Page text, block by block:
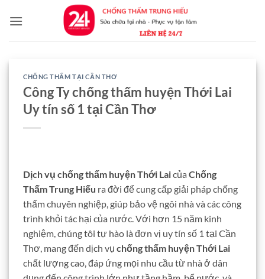
qua
CHỐNG THẤM TẠI CẦN THƠ
Công Ty chống thấm huyện Thới Lai
Uy tín số 1 tại Cần Thơ
Dịch vụ chống thấm huyện Thới Laicủa Chống
Thấm Trung Hiếu ra đời để cung cấp giải pháp chống
thấm chuyên nghiệp, giúp bảo vệ ngôi nhà và các công
trình khỏi tác hại của nước. Với hơn 15 năm kinh
nghiệm, chúng tôi tự hào là đơn vị uy tín số 1 tại Cần
Thơ, mang đến dịch vụ chống thấm huyện Thới Lai
chất lượng cao, đáp ứng mọi nhu cầu từ nhà ở dân